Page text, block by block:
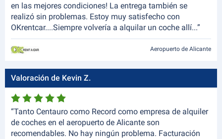
en las mejores condiciones! La entrega también se
realizó sin problemas. Estoy muy satisfecho con
OKrentcar....Siempre volvería a alquilar un coche allí...”
Aeropuerto de Alicante
Valoración de Kevin Z.
“Tanto Centauro como Record como empresa de alquiler
de coches en el aeropuerto de Alicante son
recomendables. No hay ningún problema. Facturación